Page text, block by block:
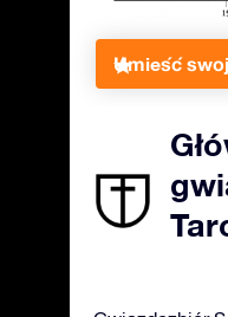
Umieść